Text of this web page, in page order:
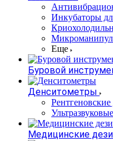
Инкубаторы
Еще
Буровой
Денситометры
Медицинские